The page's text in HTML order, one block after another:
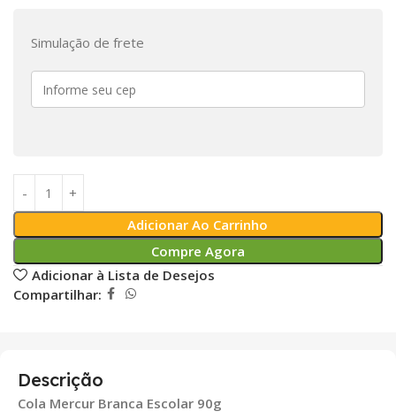
Simulação de frete
Adicionar Ao Carrinho
Compre Agora
Adicionar à Lista de Desejos
Compartilhar:
Descrição
Cola Mercur Branca Escolar 90g